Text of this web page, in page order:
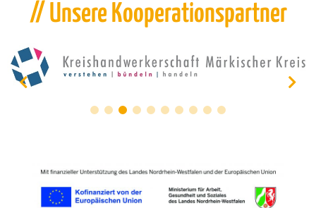
// Unsere Kooperationspartner